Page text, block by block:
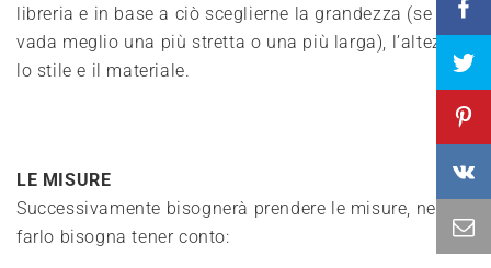
libreria e in base a ciò sceglierne la grandezza (se
vada meglio una più stretta o una più larga), l’altezza,
lo stile e il materiale.
LE MISURE
Successivamente bisognerà prendere le misure, nel
farlo bisogna tener conto: